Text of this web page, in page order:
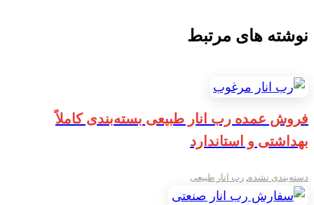
نوشته های مرتبط
فروش عمده رب انار طبیعی بسته‌بندی کاملاً
بهداشتی و استاندارد
دسته‌بندی نشده, رب انار طبیعی